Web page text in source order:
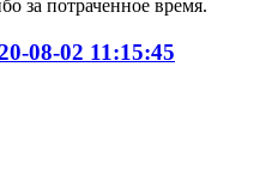
за потраченное время.
08-02 11:15:45